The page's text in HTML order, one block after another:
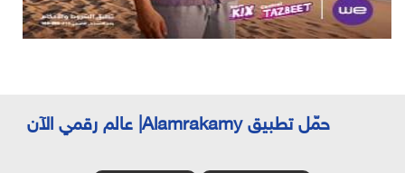
حمّل تطبيق Alamrakamy| عالم رقمي الآن